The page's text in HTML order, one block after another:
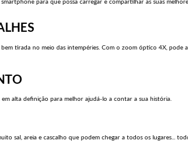
para que possa carregar e compartilhar as suas
tirada no meio das intempéries. Com o zoom óptico 4X, pode
alta definição para melhor ajudá-lo a contar a sua história.
sal, areia e cascalho que podem chegar a todos os lugares...